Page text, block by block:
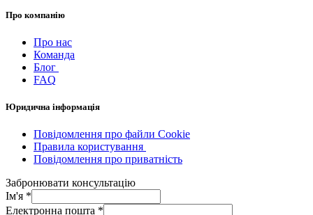
Про компанію
Про нас
Команда
Блог
FAQ
Юридична інформація
Повідомлення про файли Cookie
Правила користування
Повідомлення про приватність
Забронювати консультацію
Ім'я *
Електронна пошта *